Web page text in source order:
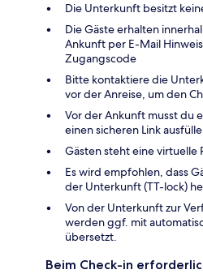
Die Unterkunft besitzt
Die Gäste erhalten
Ankunft per E-Mail
Zugangscode
Bitte kontaktiere die
vor der Anreise, um den
Vor der Ankunft musst du
einen sicheren Link
Gästen steht eine virtuelle
Es wird empfohlen, dass
der Unterkunft (TT-lock)
Von der Unterkunft zur
werden ggf. mit
übersetzt.
Beim Check-in